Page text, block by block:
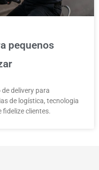
pequenos
delivery para
de logística, tecnologia
fidelize clientes.